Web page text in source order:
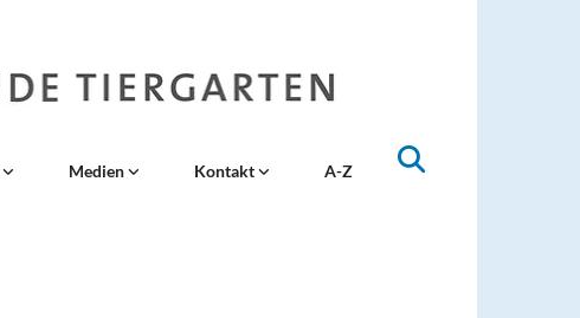
Medien Kontakt A-Z